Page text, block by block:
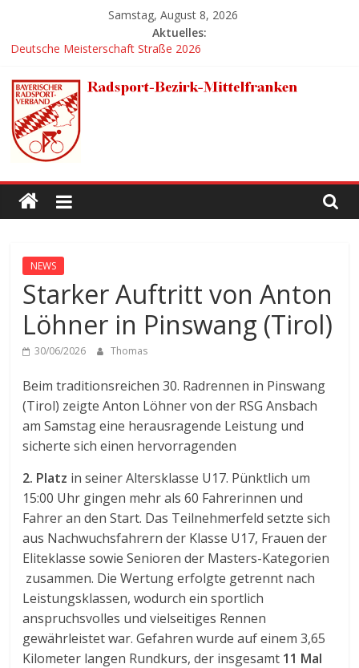
springen
Samstag, August 8, 2026
Aktuelles:
Deutsche Meisterschaft Straße 2026
Mannschaftsgesamtwertung ausgebaut
Großer Erfolg für den RC 1950 Erlangen bei der Deutschen BMX-
Meisterschaft in Ahnatal
Platz 1 für Anja Bertleff
Erlanger BMX-Mädels holen zweimal EM-Bronze in der
Radsport-
Bezirk-
Mittelfranken
NEWS
Starker Auftritt von Anton
Löhner in Pinswang (Tirol)
30/06/2026 Thomas
Beim traditionsreichen 30. Radrennen in Pinswang
(Tirol) zeigte Anton Löhner von der RSG Ansbach
am Samstag eine herausragende Leistung und
sicherte sich einen hervorragenden
2. Platz in seiner Altersklasse U17. Pünktlich um
15:00 Uhr gingen mehr als 60 Fahrerinnen und
Fahrer an den Start. Das Teilnehmerfeld setzte sich
aus Nachwuchsfahrern der Klasse U17, Frauen der
Eliteklasse sowie Senioren der Masters-Kategorien
zusammen. Die Wertung erfolgte getrennt nach
Leistungsklassen, wodurch ein sportlich
anspruchsvolles und vielseitiges Rennen
gewährleistet war. Gefahren wurde auf einem 3,65
Kilometer langen Rundkurs, der insgesamt 11 Mal